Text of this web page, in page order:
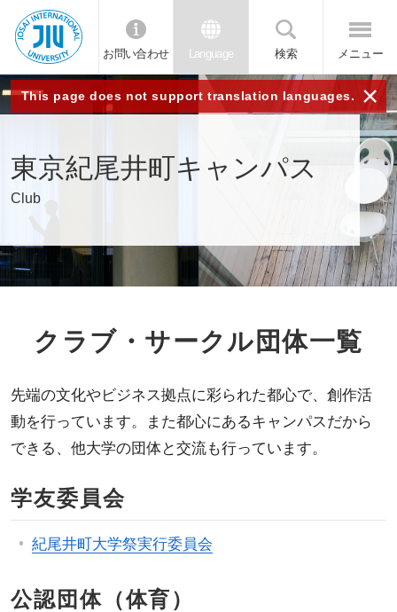
JIU 城西国
際大学
お問い合わせ Language 検索 メニュー
This page does not support translation languages. ×
東京紀尾井町キャンパス
Club
クラブ・サークル団体一覧
先端の文化やビジネス拠点に彩られた都心で、創作活
動を行っています。また都心にあるキャンパスだから
できる、他大学の団体と交流も行っています。
学友委員会
紀尾井町大学祭実行委員会
公認団体（体育）